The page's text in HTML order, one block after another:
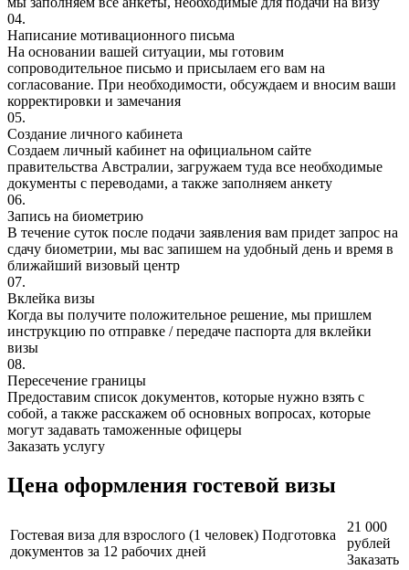
04.
Написание мотивационного письма
На основании вашей ситуации, мы готовим
сопроводительное письмо и присылаем его вам на
согласование. При необходимости, обсуждаем и вносим ваши
корректировки и замечания
05.
Создание личного кабинета
Создаем личный кабинет на официальном сайте
правительства Австралии, загружаем туда все необходимые
документы с переводами, а также заполняем анкету
06.
Запись на биометрию
В течение суток после подачи заявления вам придет запрос на
сдачу биометрии, мы вас запишем на удобный день и время в
ближайший визовый центр
07.
Вклейка визы
Когда вы получите положительное решение, мы пришлем
инструкцию по отправке / передаче паспорта для вклейки
визы
08.
Пересечение границы
Предоставим список документов, которые нужно взять с
собой, а также расскажем об основных вопросах, которые
могут задавать таможенные офицеры
Заказать услугу
Цена оформления гостевой визы
Гостевая виза для взрослого (1 человек) Подготовка
документов за 12 рабочих дней
21 000
рублей
Заказать